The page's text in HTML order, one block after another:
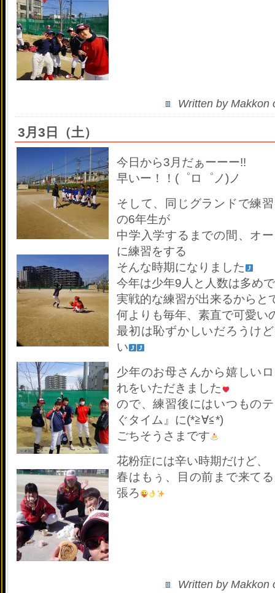
Written by Makkon
3月3日（土）
今日から3月だぁーーー!!
早いー！！(゜ロ゜ノ)ノ
そして、同じグランドで練
の6年生が
中学入学するまでの間、オ
に練習をする
そんな時期になりました
今年は少年9人と人数は多め
実戦的な練習が出来るからと
何よりも毎年、素直で可愛い
最初は恥ずかしいだろうけ
い
少年のお母さんから嬉しい
れをいただきました
ので、練習後にはいつもの
ぐタイム』に(*≧∀≦*)
ごちそうさまです
花粉症には辛い時期だけど、
春はもぅ、目の前まで来て
張ろ
Written by Makkon